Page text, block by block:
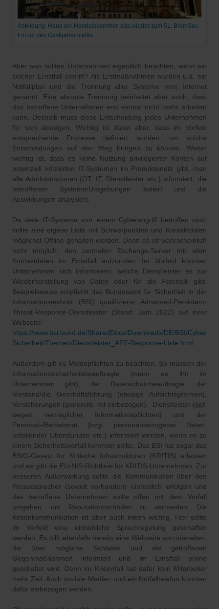
Abbildung: Haus der Handelskammer, das wieder zum 51. BremSec-
Forum den Gastgeber stellte
Aber was sollten Unternehmen eigentlich beachten, wenn ein
solcher Ernstfall eintritt? Als Erstmaßnahmen wurden u.a. ein
Notfallplan und die Trennung aller Systeme vom Internet
genannt. Eine abrupte Trennung beinhaltet aber auch, dass
das betroffene Unternehmen erst einmal nicht mehr arbeiten
kann. Deshalb muss diese Entscheidung jedes Unternehmen
für sich abwägen. Wichtig ist dabei aber, dass im Vorfeld
entsprechende Prozesse definiert wurden, um solche
Entscheidungen auf den Weg bringen zu können. Weiter
wichtig ist, dass es keine Nutzung privilegierter Konten auf
potenziell infizierten IT-Systemen im Produktivnetz gibt, man
alle Administrationen (OT, IT, Dienstleister etc.) informiert, die
betroffenen Systeme/Umgebungen isoliert und die
Auswirkungen analysiert.
Da viele IT-Systeme von einem Cyberangriff betroffen sind,
sollte eine eigene Liste mit Schwerpunkten und Kontaktdaten
möglichst Offline gehalten werden. Denn es ist wahrscheinlich
nicht möglich, den zentralen Exchange-Server mit allen
Kontaktdaten im Ernstfall aufzurufen. Im Vorfeld könnten
Unternehmen sich informieren, welche Dienstleister es zur
Wiederherstellung von Daten oder für die Forensik gibt.
Beispielsweise empfiehlt das Bundesamt für Sicherheit in der
Informationstechnik (BSI) qualifizierte Advanced-Persistent-
Threat-Response-Dienstleister (Stand: Juni 2022) auf ihrer
Webseite:
https://www.bsi.bund.de/SharedDocs/Downloads/DE/BSI/Cyber-
Sicherheit/Themen/Dienstleister_APT-Response-Liste.html
Außerdem gilt es Meldepflichten zu beachten. So müssen der
Informationssicherheitsbeauftragte (wenn es ihn im
Unternehmen gibt), der Datenschutzbeauftragte, der
Vorstand/die Geschäftsführung (etwaige Aufsichtsgremien),
Versicherungen (generelle mit einbezogen), Dienstleister (ggf.
wegen vertraglicher Informationspflichten) und der
Personal-/Betriebsrat (bzgl. personenbezogener Daten,
anfallender Überstunden etc.) informiert werden, wenn es zu
einem Sicherheitsvorfall kommen sollte. Das BSI hat sogar das
BSIG-Gesetz für Kritische Infrastrukturen (KRITIS) erlassen
und es gibt die EU-NIS-Richtlinie für KRITIS-Unternehmen. Zur
besseren Außenwirkung sollte die Kommunikation über den
Pressesprecher (soweit vorhanden) einheitlich erfolgen und
das betroffene Unternehmen sollte offen mit dem Vorfall
umgehen, um Reputationsschäden zu vermeiden. Die
Krisenkommunikation ist aber auch intern wichtig. Hier sollte
im Vorfeld eine einheitliche Sprachregelung geschaffen
werden. Es hilft ebenfalls bereits eine Webseite vorzubereiten,
die über mögliche Schäden und die getroffenen
Gegenmaßnahmen informiert und im Ernstfall online
geschaltet wird. Denn im Krisenfall hat dafür kein Mitarbeiter
mehr Zeit. Auch soziale Medien und ein Notfalltelefon könnten
dafür einbezogen werden.